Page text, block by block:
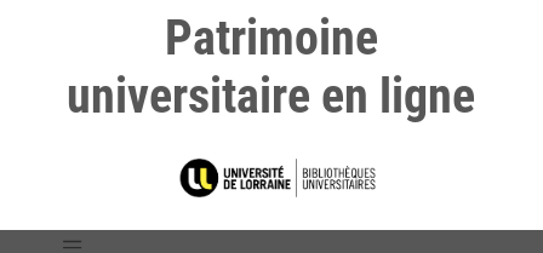
Patrimoine
universitaire en ligne